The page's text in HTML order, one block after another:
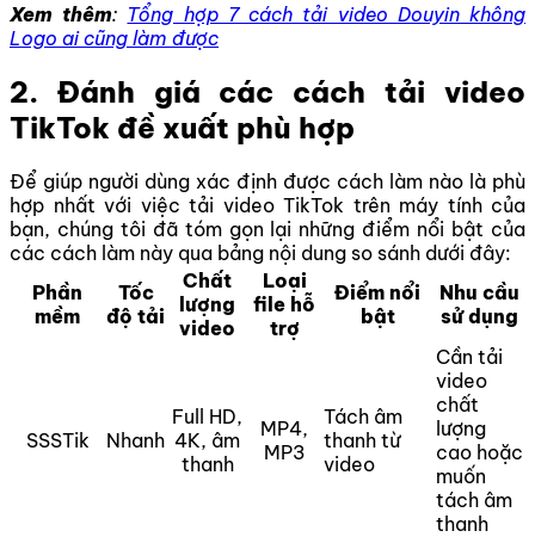
Xem thêm: Tổng hợp 7 cách tải video Douyin không
Logo ai cũng làm được
2. Đánh giá các cách tải video
TikTok đề xuất phù hợp
Để giúp người dùng xác định được cách làm nào là phù
hợp nhất với việc tải video TikTok trên máy tính của
bạn, chúng tôi đã tóm gọn lại những điểm nổi bật của
các cách làm này qua bảng nội dung so sánh dưới đây:
Phần
mềm
Tốc
độ tải
Chất
lượng
video
Loại
file hỗ
trợ
Điểm nổi
bật
Nhu cầu
sử dụng
SSSTik Nhanh
Full HD,
4K, âm
thanh
MP4,
MP3
Tách âm
thanh từ
video
Cần tải
video
chất
lượng
cao hoặc
muốn
tách âm
thanh